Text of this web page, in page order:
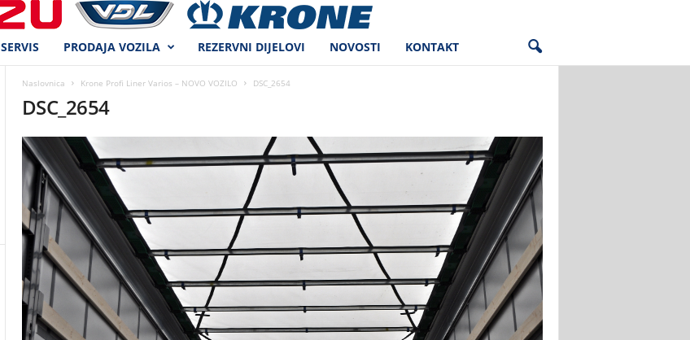
SERVIS PRODAJA VOZILA REZERVNI DIJELOVI NOVOSTI KONTAKT
Naslovnica Krone Profi Liner Varios – NOVO VOZILO DSC_2654
DSC_2654